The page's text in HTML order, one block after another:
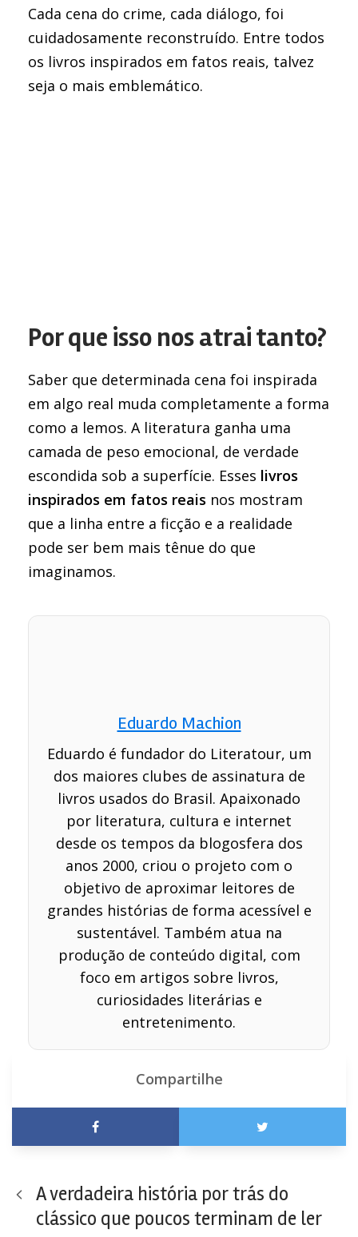
Cada cena do crime, cada diálogo, foi
cuidadosamente reconstruído. Entre todos
os livros inspirados em fatos reais, talvez
seja o mais emblemático.
Por que isso nos atrai tanto?
Saber que determinada cena foi inspirada
em algo real muda completamente a forma
como a lemos. A literatura ganha uma
camada de peso emocional, de verdade
escondida sob a superfície. Esses livros
inspirados em fatos reais nos mostram
que a linha entre a ficção e a realidade
pode ser bem mais tênue do que
imaginamos.
Eduardo Machion
Eduardo é fundador do Literatour, um
dos maiores clubes de assinatura de
livros usados do Brasil. Apaixonado
por literatura, cultura e internet
desde os tempos da blogosfera dos
anos 2000, criou o projeto com o
objetivo de aproximar leitores de
grandes histórias de forma acessível e
sustentável. Também atua na
produção de conteúdo digital, com
foco em artigos sobre livros,
curiosidades literárias e
entretenimento.
Compartilhe
A verdadeira história por trás do
clássico que poucos terminam de ler